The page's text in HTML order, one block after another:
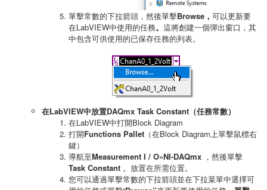
單擊常數的下拉箭頭，然後單擊Browse， 可以更新要
在LabVIEW中使用的任務。 這將創建一個彈出窗口，其
中包含可供使用的已保存任務的列表。
在LabVIEW中放置DAQmx Task Constant（任務常數）
在LabVIEW中打開Block Diagram
打開Functions Pallet （在Block Diagram上單擊鼠標右
鍵）
導航至Measurement I / O»NI-DAQmx ，然後單擊
Task Constant 。放置在所需位置。
您可以通過單擊常數的下拉箭頭並在下拉菜單中選擇可